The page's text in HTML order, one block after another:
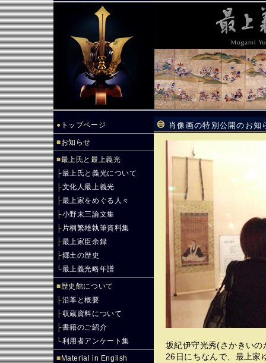
● トップページ
■お知らせ
■最上氏と最上義光
├最上氏と義光について
├文化人最上義光
├最上家をめぐる人々
├小野末三論文集
├ 片桐繁雄執筆資料集
├最上家臣余録
├郷土の歴史
└最上義光略年譜
■歴史館について
├沿革と概要
├収蔵資料について
├書籍のご紹介
└利用者アンケート集
■ Material in English
肖像画の特別公開のお
坂紀伊守光秀(さかきい
26日にちなんで、最上家